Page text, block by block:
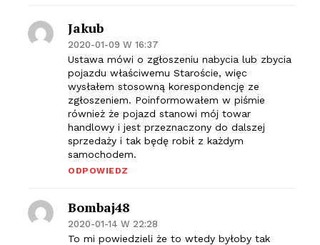
Jakub
2020-01-09 W 16:37
Ustawa mówi o zgłoszeniu nabycia lub zbycia
pojazdu właściwemu Staroście, więc
wysłałem stosowną korespondencję ze
zgłoszeniem. Poinformowałem w piśmie
również że pojazd stanowi mój towar
handlowy i jest przeznaczony do dalszej
sprzedaży i tak będę robił z każdym
samochodem.
ODPOWIEDZ
Bombaj48
2020-01-14 W 22:28
To mi powiedzieli że to wtedy byłoby tak